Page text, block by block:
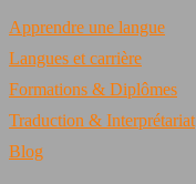
Apprendre une langue
Langues et carrière
Formations & Diplômes
Traduction & Interprétariat
Blog